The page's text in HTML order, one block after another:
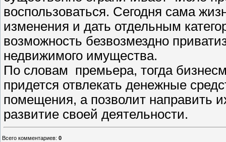
воспользоваться. Сегодня сама
изменения и дать отдельным
возможность безвозмездно
недвижимого имущества.
По словам премьера, тогда
придется отвлекать денежные
помещения, а позволит направить
развитие своей деятельности.
Всего комментариев: 0